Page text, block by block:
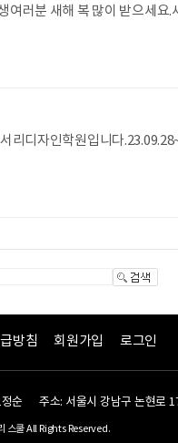
여러분 새해 복 많이 받으세요
리디자인학원입니다
방침 회원가입 로그인
순 주소: 서울시 강남구 논현로
스쿨 All Rights Reserved.